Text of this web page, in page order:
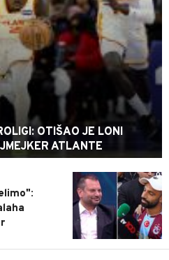
OTIŠAO JE LONI
ATLANTE
0